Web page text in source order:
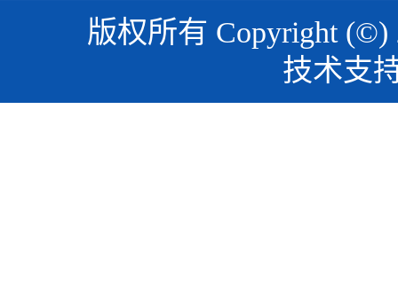
版权所有 Copyright
技术支